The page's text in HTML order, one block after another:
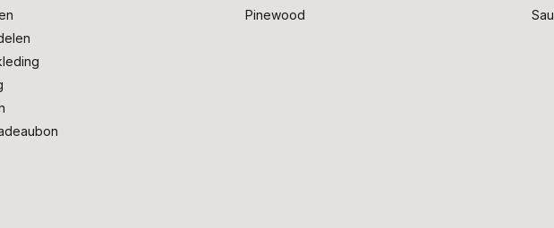
Pinewood